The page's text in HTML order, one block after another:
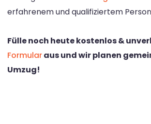
erfahrenem und qualifiziertem
Fülle noch heute kostenlos &
Formularaus und wir planen
Umzug!